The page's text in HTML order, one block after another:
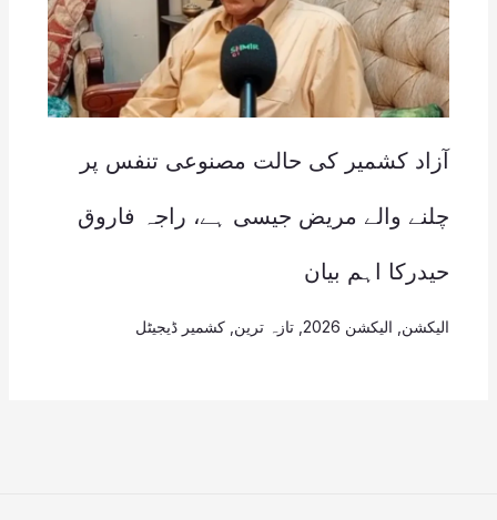
آزاد کشمیر کی حالت مصنوعی تنفس پر
چلنے والے مریض جیسی ہے، راجہ فاروق
حیدرکا اہم بیان
الیکشن الیکشن 2026 , تازہ ترین کشمیر ڈیجیٹل